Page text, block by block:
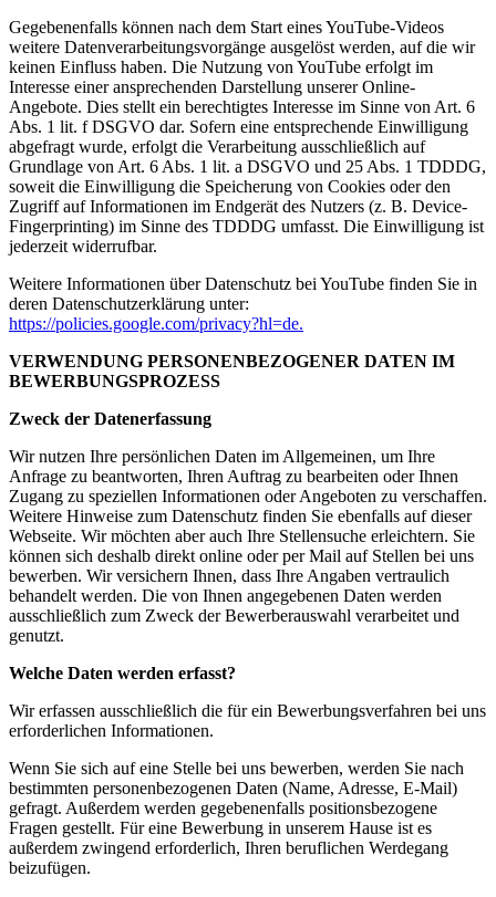
Gegebenenfalls können nach dem Start eines YouTube-Videos
weitere Datenverarbeitungsvorgänge ausgelöst werden, auf die wir
keinen Einfluss haben. Die Nutzung von YouTube erfolgt im
Interesse einer ansprechenden Darstellung unserer Online-
Angebote. Dies stellt ein berechtigtes Interesse im Sinne von Art. 6
Abs. 1 lit. f DSGVO dar. Sofern eine entsprechende Einwilligung
abgefragt wurde, erfolgt die Verarbeitung ausschließlich auf
Grundlage von Art. 6 Abs. 1 lit. a DSGVO und 25 Abs. 1 TDDDG,
soweit die Einwilligung die Speicherung von Cookies oder den
Zugriff auf Informationen im Endgerät des Nutzers (z. B. Device-
Fingerprinting) im Sinne des TDDDG umfasst. Die Einwilligung ist
jederzeit widerrufbar.
Weitere Informationen über Datenschutz bei YouTube finden Sie in
deren Datenschutzerklärung unter:
https://policies.google.com/privacy?hl=de.
VERWENDUNG PERSONENBEZOGENER DATEN IM
BEWERBUNGSPROZESS
Zweck der Datenerfassung
Wir nutzen Ihre persönlichen Daten im Allgemeinen, um Ihre
Anfrage zu beantworten, Ihren Auftrag zu bearbeiten oder Ihnen
Zugang zu speziellen Informationen oder Angeboten zu verschaffen.
Weitere Hinweise zum Datenschutz finden Sie ebenfalls auf dieser
Webseite. Wir möchten aber auch Ihre Stellensuche erleichtern. Sie
können sich deshalb direkt online oder per Mail auf Stellen bei uns
bewerben. Wir versichern Ihnen, dass Ihre Angaben vertraulich
behandelt werden. Die von Ihnen angegebenen Daten werden
ausschließlich zum Zweck der Bewerberauswahl verarbeitet und
genutzt.
Welche Daten werden erfasst?
Wir erfassen ausschließlich die für ein Bewerbungsverfahren bei uns
erforderlichen Informationen.
Wenn Sie sich auf eine Stelle bei uns bewerben, werden Sie nach
bestimmten personenbezogenen Daten (Name, Adresse, E-Mail)
gefragt. Außerdem werden gegebenenfalls positionsbezogene
Fragen gestellt. Für eine Bewerbung in unserem Hause ist es
außerdem zwingend erforderlich, Ihren beruflichen Werdegang
beizufügen.